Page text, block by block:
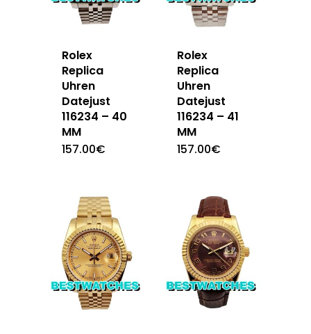
Rolex
Replica
Uhren
Datejust
116234 – 40
MM
157.00€
Rolex
Replica
Uhren
Datejust
116234 – 41
MM
157.00€